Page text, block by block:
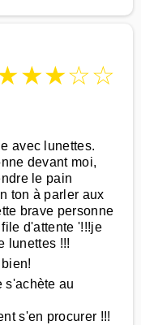
★★☆☆
avec lunettes.
devant moi,
le pain
ton à parler aux
brave personne
d'attente '!!!je
lunettes !!!
s'achète au
s'en procurer !!!